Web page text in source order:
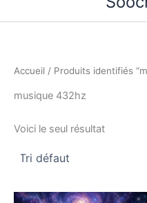
Accueil / Produits identifiés
musique 432hz
Voici le seul résultat